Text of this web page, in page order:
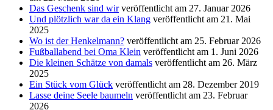
Das Geschenk sind wir veröffentlicht am 27. Januar 2026
Und plötzlich war da ein Klang veröffentlicht am 21. Mai
2025
Wo ist der Henkelmann? veröffentlicht am 25. Februar 2026
Fußballabend bei Oma Klein veröffentlicht am 1. Juni 2026
Die kleinen Schätze von damals veröffentlicht am 26. März
2025
Ein Stück vom Glück veröffentlicht am 28. Dezember 2019
Lasse deine Seele baumeln veröffentlicht am 23. Februar
2026